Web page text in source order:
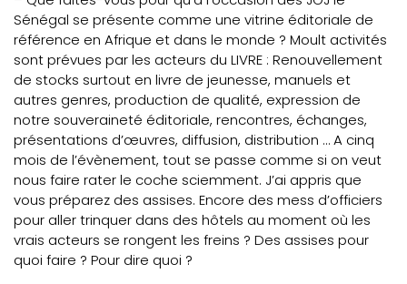
Sénégal se présente comme une vitrine éditoriale de
référence en Afrique et dans le monde ? Moult activités
sont prévues par les acteurs du LIVRE : Renouvellement
de stocks surtout en livre de jeunesse, manuels et
autres genres, production de qualité, expression de
notre souveraineté éditoriale, rencontres, échanges,
présentations d’œuvres, diffusion, distribution … A cinq
mois de l’évènement, tout se passe comme si on veut
nous faire rater le coche sciemment. J’ai appris que
vous préparez des assises. Encore des mess d’officiers
pour aller trinquer dans des hôtels au moment où les
vrais acteurs se rongent les freins ? Des assises pour
quoi faire ? Pour dire quoi ?